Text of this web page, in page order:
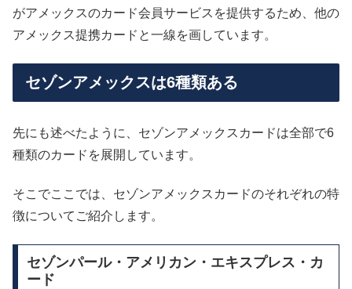
がアメックスのカード会員サービスを提供するため、他の
アメックス提携カードと一線を画しています。
セゾンアメックスは6種類ある
先にも述べたように、セゾンアメックスカードは全部で6
種類のカードを展開しています。
そこでここでは、セゾンアメックスカードのそれぞれの特
徴についてご紹介します。
セゾンパール・アメリカン・エキスプレス・カ
ード